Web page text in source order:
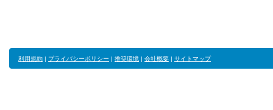
利用規約 | プライバシーポリシー | 推奨環境 | 会社概要 | サイトマップ